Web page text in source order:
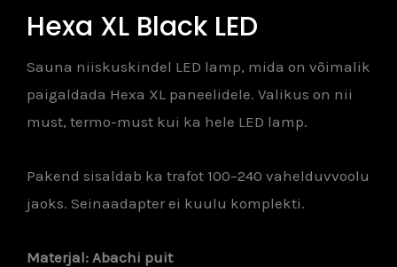
Hexa XL Black LED
Sauna niiskuskindel LED lamp, mida on võimalik
paigaldada Hexa XL paneelidele. Valikus on nii
must, termo-must kui ka hele LED lamp.
Pakend sisaldab ka trafot 100–240 vahelduvvoolu
jaoks. Seinaadapter ei kuulu komplekti.
Materjal: Abachi puit